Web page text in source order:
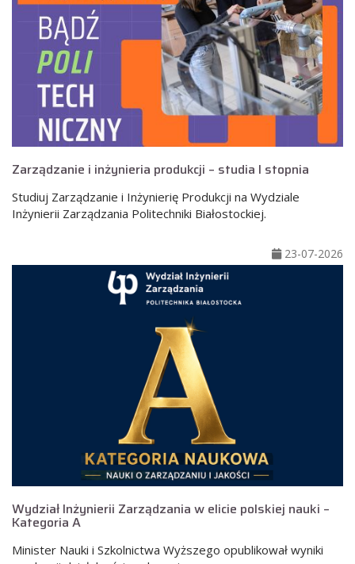
Zarządzanie i inżynieria produkcji – studia I stopnia
Studiuj Zarządzanie i Inżynierię Produkcji na Wydziale
Inżynierii Zarządzania Politechniki Białostockiej.
23-07-2026
Wydział Inżynierii Zarządzania w elicie polskiej nauki –
Kategoria A
Minister Nauki i Szkolnictwa Wyższego opublikował wyniki